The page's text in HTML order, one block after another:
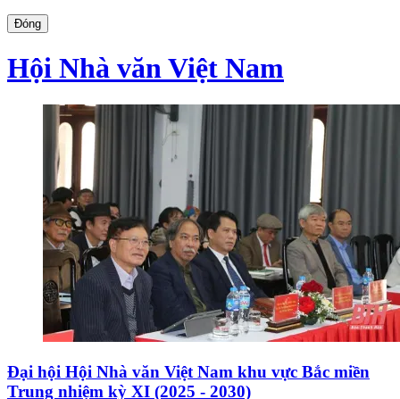
Đóng
Hội Nhà văn Việt Nam
Đại hội Hội Nhà văn Việt Nam khu vực Bắc miền
Trung nhiệm kỳ XI (2025 - 2030)